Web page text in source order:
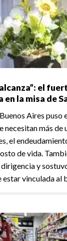
el
en la misa de
Aires puso
necesitan más de
el
de vida.
dirigencia y
vinculada al